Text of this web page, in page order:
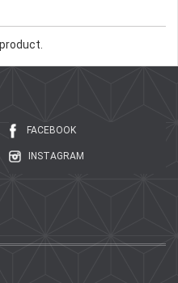
FACEBOOK
INSTAGRAM